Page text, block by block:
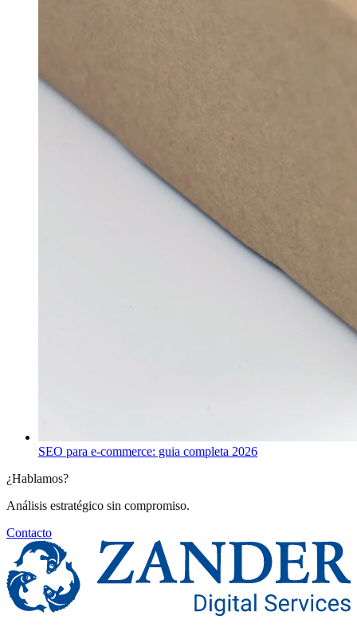
SEO para e-commerce: guia completa 2026
¿Hablamos?
Análisis estratégico sin compromiso.
Contacto